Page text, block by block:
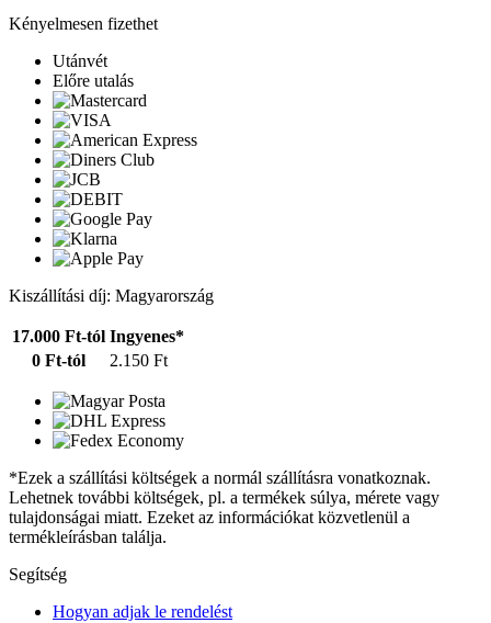
Kényelmesen fizethet
Utánvét
Előre utalás
Kiszállítási díj: Magyarország
17.000 Ft-tól Ingyenes*
0 Ft-tól
2.150 Ft
*Ezek a szállítási költségek a normál szállításra vonatkoznak.
Lehetnek további költségek, pl. a termékek súlya, mérete vagy
tulajdonságai miatt. Ezeket az információkat közvetlenül a
termékleírásban találja.
Segítség
Hogyan adjak le rendelést